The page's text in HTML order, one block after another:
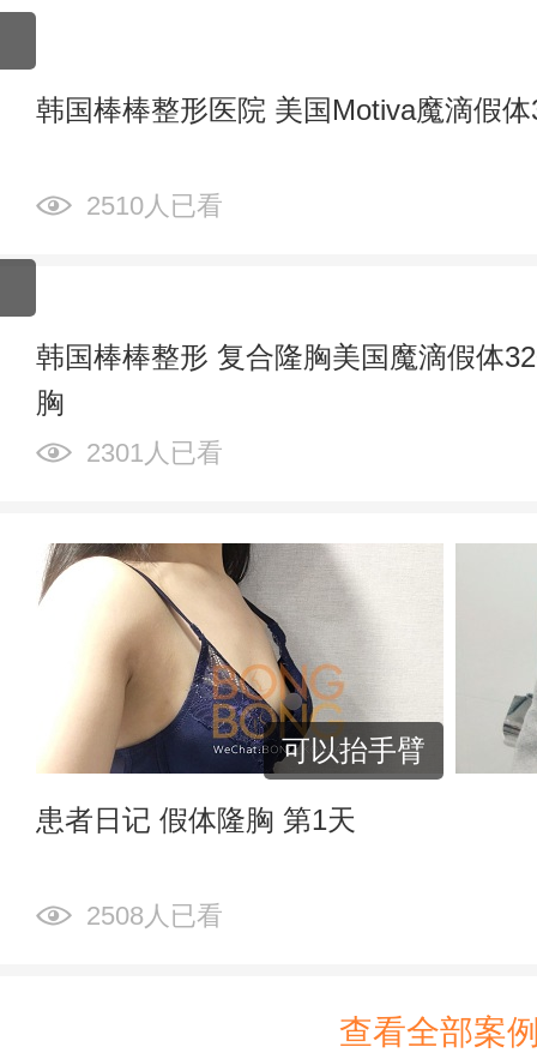
韩国棒棒整形医院 美国Motiva魔滴假
2510人已看
韩国棒棒整形 复合隆胸美国魔滴假体
胸
2301人已看
可以抬手臂
患者日记 假体隆胸 第1天
2508人已看
查看全部案